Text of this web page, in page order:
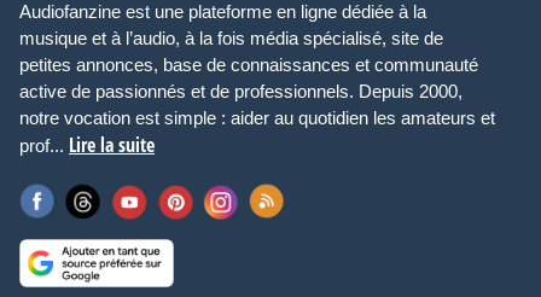
Audiofanzine est une plateforme en ligne dédiée à la
musique et à l’audio, à la fois média spécialisé, site de
petites annonces, base de connaissances et communauté
active de passionnés et de professionnels. Depuis 2000,
notre vocation est simple : aider au quotidien les amateurs et
prof... Lire la suite